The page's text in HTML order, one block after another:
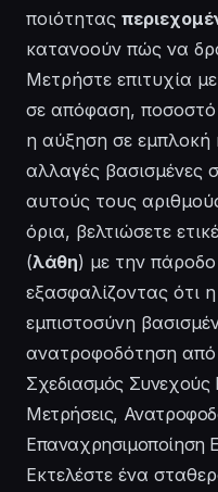
ποιότητας
κατανοούν πώς να
Μετρήστε επιτυχία
σε απόφαση, ποσοστό
η αύξηση σε εμπλοκή
αλλαγές βασισμένες
αυτούς τους
όρια, βελτιώσετε
(λάθη) με την
εξασφαλίζοντας ότι
εμπιστοσύνη
ανατροφοδότηση
Σχεδιασμός
Μετρήσεις,
Επαναχρησιμοποίηση
Εκτελέστε ένα